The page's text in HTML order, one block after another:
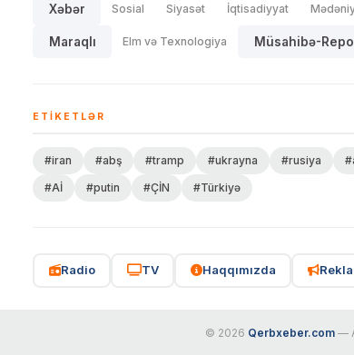
Xəbər Sosial Siyasət İqtisadiyyat
Maraqlı Elm və Texnologiya Müsahibə-
ETIKETLƏR
#iran #abş #tramp #ukrayna #rusiya
#Aİ
#putin #ÇİN #Türkiyə
Radio TV Haqqımızda
© 2026 Qerbxeber.com —